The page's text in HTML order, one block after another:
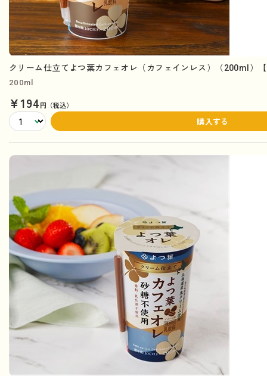
クリーム仕立てよつ葉カフェオレ（カフェインレス）（200ml）
200ml
¥194円（税込）
購入する